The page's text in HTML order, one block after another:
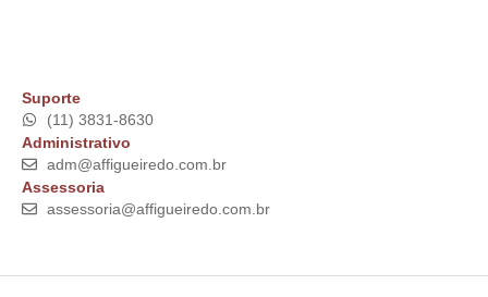
Suporte
(11) 3831-8630
Administrativo
adm@affigueiredo.com.br
Assessoria
assessoria@affigueiredo.com.br